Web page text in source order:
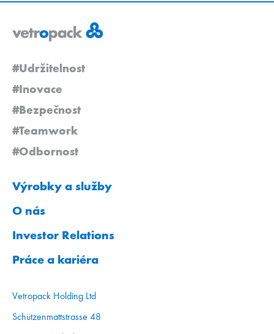
#Udržitelnost
#Inovace
#Bezpečnost
#Teamwork
#Odbornost
Výrobky a služby
O nás
Investor Relations
Práce a kariéra
Vetropack Holding Ltd
Schützenmattstrasse 48